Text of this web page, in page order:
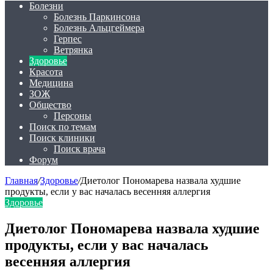
Болезни
Болезнь Паркинсона
Болезнь Альцгеймера
Герпес
Ветрянка
Здоровье
Красота
Медицина
ЗОЖ
Общество
Персоны
Поиск по темам
Поиск клиники
Поиск врача
Форум
Главная/Здоровье/Диетолог Пономарева назвала худшие
продукты, если у вас началась весенняя аллергия
Здоровье
Диетолог Пономарева назвала худшие
продукты, если у вас началась
весенняя аллергия